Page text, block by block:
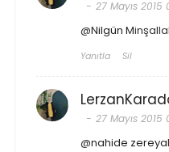
27 Mayıs 2015
@Nilgün M
Yanıtla Sil
27 Mayıs 2015
@nahide